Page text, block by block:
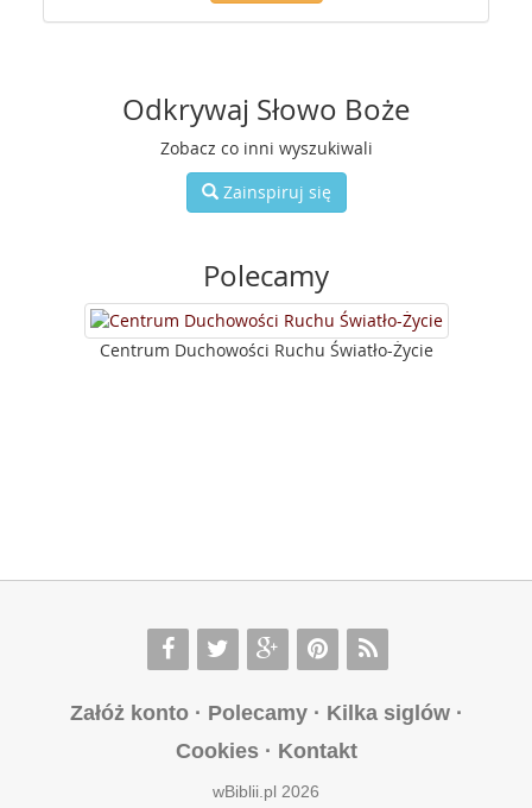
Odkrywaj Słowo Boże
Zobacz co inni wyszukiwali
Zainspiruj się
Polecamy
Centrum Duchowości Ruchu Światło-Życie
Załóż konto· Polecamy· Kilka siglów·
Cookies· Kontakt
wBiblii.pl 2026